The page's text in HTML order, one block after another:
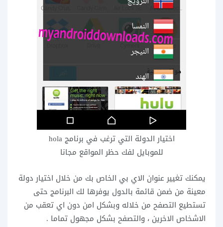
اختيار الدولة التي ترغب في برنامج hola
للموبايل لفك حظر المواقع مجانا
يمكنك تغيير عنوان الاي بي الخاص بك من خلال اختيار دولة
معينة من ضمن قائمة بالدول يوفرها لك البرنامج حتى
تستطيع التصفح من خلاله وبشكل امن دون اي تعقب من
الاشخاص الاخرين ، والتصفح بشكل مجهول تماما .